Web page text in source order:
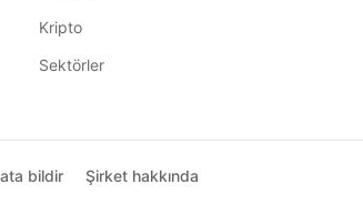
Kripto
Sektörler
bildir Şirket hakkında